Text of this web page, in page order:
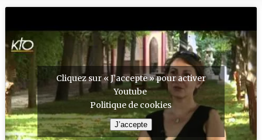
Cliquez sur « J’accepte » pour activer
Youtube
Politique de cookies
J’accepte